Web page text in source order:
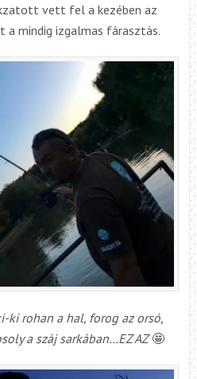
vett fel a kezében az
mindig izgalmas fárasztás.
ki rohan a hal, forog az orsó,
a száj sarkában…EZ AZ🤩